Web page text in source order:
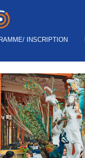
INSCRIPTION